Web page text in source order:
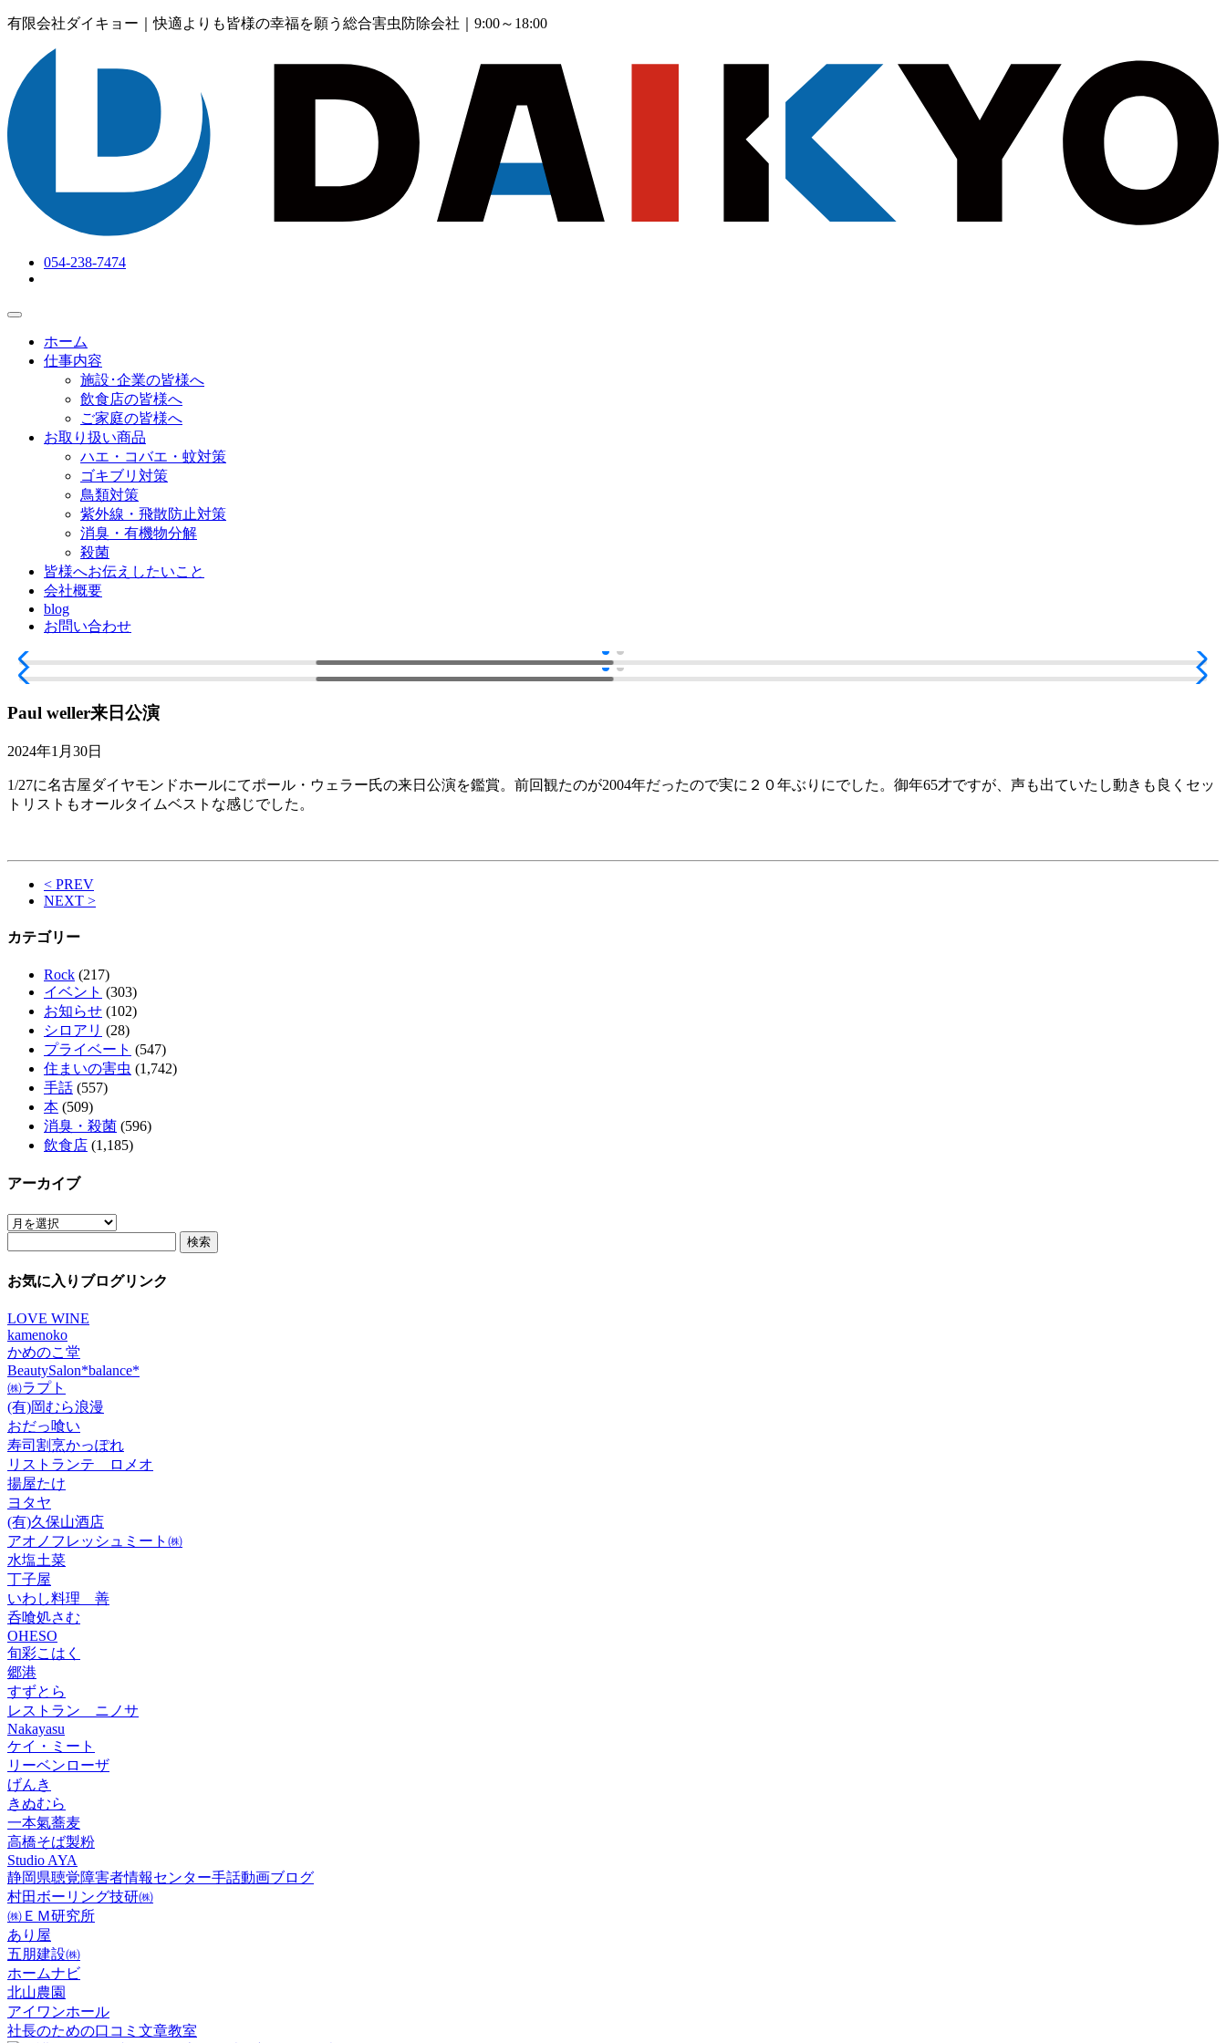
有限会社ダイキョー｜快適よりも皆様の幸福を願う総合害虫防除会社 ｜9:00～18:00
054-238-7474
ホーム
仕事内容
施設･企業の皆様へ
飲食店の皆様へ
ご家庭の皆様へ
お取り扱い商品
ハエ・コバエ・蚊対策
ゴキブリ対策
鳥類対策
紫外線・飛散防止対策
消臭・有機物分解
殺菌
皆様へお伝えしたいこと
会社概要
blog
お問い合わせ
Paul weller来日公演
2024年1月30日
1/27に名古屋ダイヤモンドホールにてポール・ウェラー氏の来日公演を鑑賞。前回観たのが2004年だったので実に２０年ぶりにでした。御年65才ですが、声も出ていたし動きも良くセッ
トリストもオールタイムベストな感じでした。
< PREV
NEXT >
カテゴリー
Rock (217)
イベント (303)
お知らせ (102)
シロアリ (28)
プライベート (547)
住まいの害虫 (1,742)
手話 (557)
本 (509)
消臭・殺菌 (596)
飲食店 (1,185)
アーカイブ
ア
イ
お気に入りブログリンク
LOVE WINE
kamenoko
かめのこ堂
BeautySalon*balance*
㈱ラプト
(有)岡むら浪漫
おだっ喰い
寿司割烹かっぽれ
リストランテ ロメオ
揚屋たけ
ヨタヤ
(有)久保山酒店
アオノフレッシュミート㈱
水塩土菜
丁子屋
いわし料理 善
呑喰処さむ
OHESO
旬彩こはく
郷港
すずとら
レストラン ニノサ
Nakayasu
ケイ・ミート
リーベンローザ
げんき
きぬむら
一本氣蕎麦
高橋そば製粉
Studio AYA
静岡県聴覚障害者情報センター手話動画ブログ
村田ボーリング技研㈱
㈱ＥＭ研究所
あり屋
五朋建設㈱
ホームナビ
北山農園
アイワンホール
社長のための口コミ文章教室